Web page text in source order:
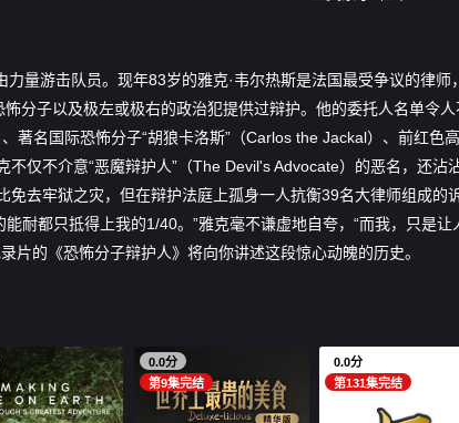
量游击队员。现年83岁的雅克·韦尔热斯是法国最受争议的律师
分子以及极左或极右的政治犯提供过辩护。他的委托人名单令
著名国际恐怖分子“胡狼卡洛斯”（Carlos the Jackal）、前红色
仅不介意“恶魔辩护人”（The Devil's Advocate）的恶名，还沾
去牢狱之灾，但在辩护法庭上孤身一人抗衡39名大律师组成的
耐都只抵得上我的1/40。”雅克毫不谦虚地自夸，“而我，只是让
片的《恐怖分子辩护人》将向你讲述这段惊心动魄的历史。
0.0分
第9集完结
0.0分
第131集完结